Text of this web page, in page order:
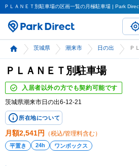
ＰＬＡＮＥＴ別駐車場の区画一覧の月極駐車場 | Park
茨城県 潮来市 日の出 Ｐ
ＰＬＡＮＥＴ別駐車場
入居者以外の方でも契約可能です
茨城県潮来市日の出6-12-21
所在地について
月額2,541円 （税込/管理料含む）
平置き 24h ワンボックス